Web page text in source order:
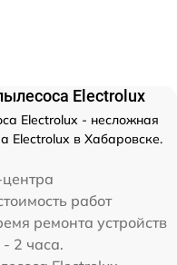
Electrolux
Electrolux - несложная
Electrolux в Хабаровске.
работ
ремонта устройств
2 часа.